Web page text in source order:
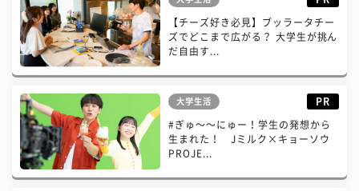
【チーズ好き必見】ブッラータチー
ズでどこまで広がる？ 大学生が挑ん
だ自由す...
大学生活 PR
#ぎゅ〜〜にゅー！学生の発想から
生まれた！ Jミルク×キョーソウ
PROJE...